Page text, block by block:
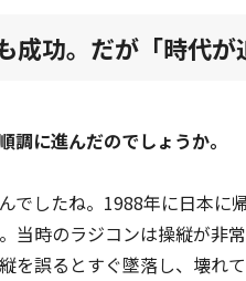
成功。だが「時代が
調に進んだのでしょうか。
でしたね。1988年に日本に
当時のラジコンは操縦が非
を誤るとすぐ墜落し、壊れ